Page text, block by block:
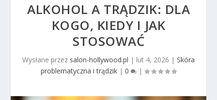
ALKOHOL A TRĄDZIK: DLA
KOGO, KIEDY I JAK
STOSOWAĆ
Wysłane przez salon-hollywood.pl | lut 4, 2026 | Skóra
problematyczna i trądzik | 0 |